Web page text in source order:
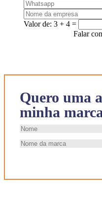
Quero uma
minha
Valor de: 3 + 4 =
Falar